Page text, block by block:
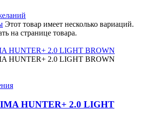
Этот товар имеет несколько вариаций.
на странице товара.
HUNTER+ 2.0 LIGHT